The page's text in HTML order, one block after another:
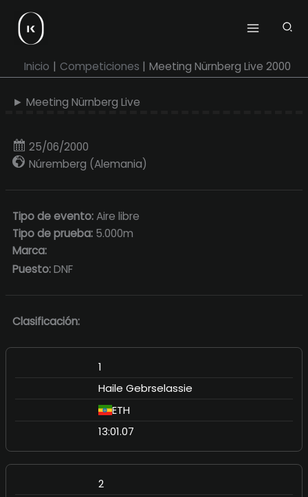
contenido
Inicio
Competiciones Meeting Nürnberg Live 2000
► Meeting Nürnberg Live
25/06/2000
Núremberg (Alemania)
Tipo de evento:Aire libre
Tipo de prueba: 5.000m
Marca:
Puesto:DNF
Clasificación:
1
Haile Gebrselassie
ETH
13:01.07
2